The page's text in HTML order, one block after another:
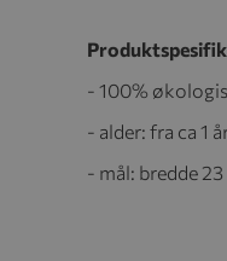
- 100%
- alder: fra ca 1
- mål: bredde